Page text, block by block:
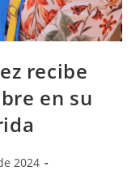
recibe
en su
2024